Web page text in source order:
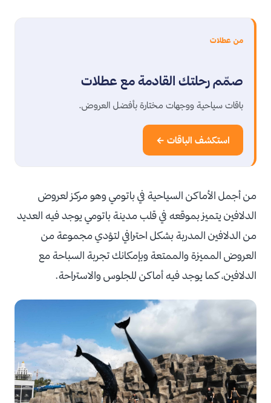
من عطلات
صمّم رحلتك القادمة مع عطلات
باقات سياحية ووجهات مختارة بأفضل العروض.
استكشف الباقات ←
من أجمل الأماكن السياحية في باتومي وهو مركز لعروض
الدلافين يتميز بموقعه في قلب مدينة باتومي يوجد فيه العديد
من الدلافين المدربة بشكل احترافي لتؤدي مجموعة من
العروض المميزة والممتعة وبإمكانك تجربة السباحة مع
الدلافين، كما يوجد فيه أماكن للجلوس والاستراحة.